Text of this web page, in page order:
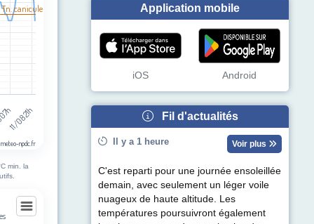
11/08 21h
meteo-npdc.fr
Tn. canicule
min. la
Application mobile
iOS Android
Fil d'actualités
Il y a 1 heure Voir plus
C'est reparti pour une journée ensoleillée
demain, avec seulement un léger voile
nuageux de haute altitude. Les
températures poursuivront également